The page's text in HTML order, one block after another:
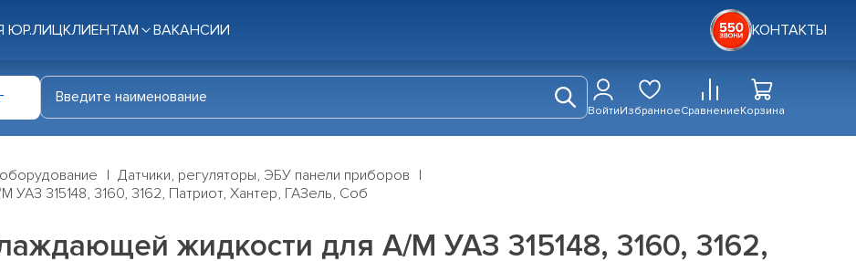
ЮР.ЛИЦКЛИЕНТАМ ВАКАНСИИ КОНТАКТЫ
ВойтиИзбранноеСравнениеКорзина
Датчики, регуляторы, ЭБУ панели приборов
315148, 3160, 3162, Патриот, Хантер, ГАЗель, Соб
жидкости для А/М УАЗ 315148, 3160, 3162,